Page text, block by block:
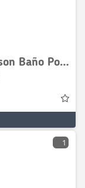
WC-2 3 ft 10 in x 7 ft 2 in 2 Person Baño Portatil
1